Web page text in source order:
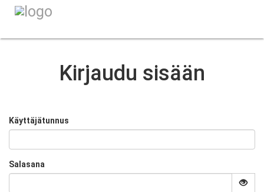
Kirjaudu sisään
Käyttäjätunnus
Salasana